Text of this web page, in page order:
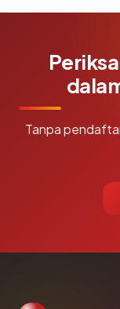
Tanpa